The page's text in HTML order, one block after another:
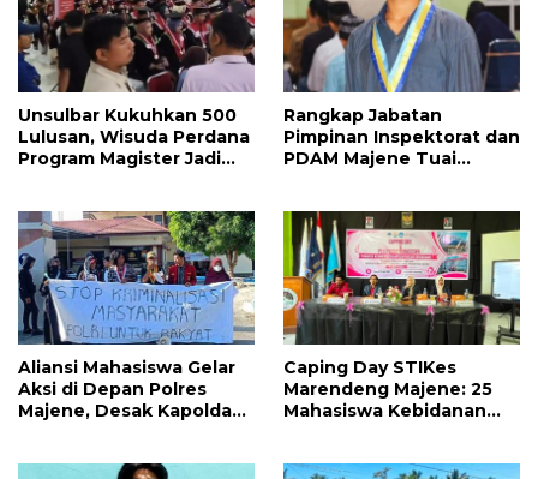
Unsulbar Kukuhkan 500
Lulusan, Wisuda Perdana
Program Magister Jadi
Rangkap Jabatan
Pimpinan Inspektorat dan
PDAM Majene Tuai
Independensi
Pengawasan
Aliansi Mahasiswa Gelar
Aksi di Depan Polres
Majene, Desak Kapolda
Caping Day STIKes
Marendeng Majene: 25
Mahasiswa Kebidanan